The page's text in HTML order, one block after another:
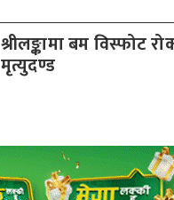
श्रीलङ्कामा बम
मृत्युदण्ड